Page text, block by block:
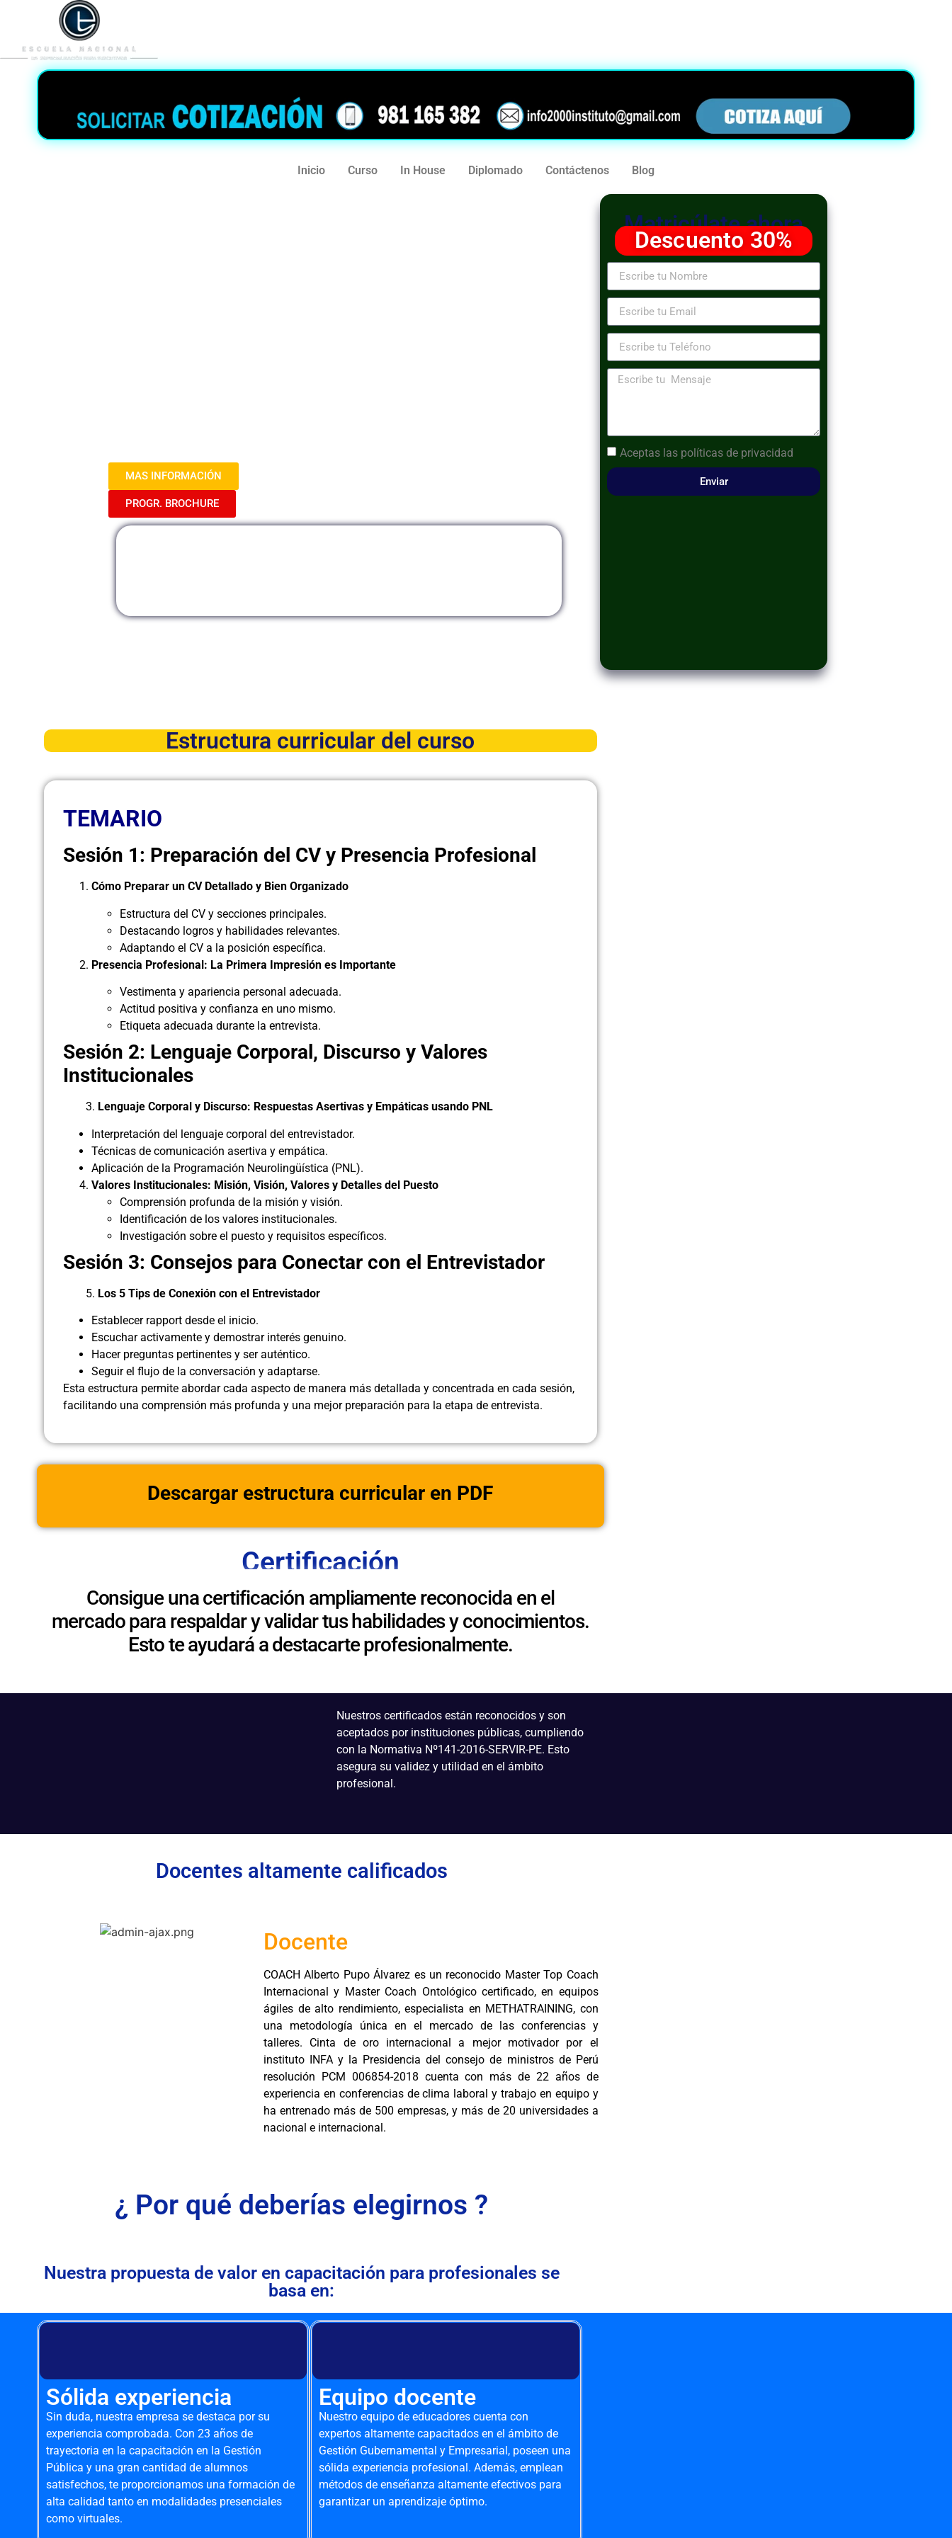
Inicio Curso In House Diplomado Contáctenos Blog
MAS INFORMACIÓN
PROGR. BROCHURE
Matricúlate ahora
Descuento 30%
Aceptas las políticas de privacidad
Enviar
Estructura curricular del curso
TEMARIO
Sesión 1: Preparación del CV y Presencia Profesional
Cómo Preparar un CV Detallado y Bien Organizado
Estructura del CV y secciones principales.
Destacando logros y habilidades relevantes.
Adaptando el CV a la posición específica.
Presencia Profesional: La Primera Impresión es Importante
Vestimenta y apariencia personal adecuada.
Actitud positiva y confianza en uno mismo.
Etiqueta adecuada durante la entrevista.
Sesión 2: Lenguaje Corporal, Discurso y Valores
Institucionales
3. Lenguaje Corporal y Discurso: Respuestas Asertivas y Empáticas usando PNL
Interpretación del lenguaje corporal del entrevistador.
Técnicas de comunicación asertiva y empática.
Aplicación de la Programación Neurolingüística (PNL).
Valores Institucionales: Misión, Visión, Valores y Detalles del Puesto
Comprensión profunda de la misión y visión.
Identificación de los valores institucionales.
Investigación sobre el puesto y requisitos específicos.
Sesión 3: Consejos para Conectar con el Entrevistador
5. Los 5 Tips de Conexión con el Entrevistador
Establecer rapport desde el inicio.
Escuchar activamente y demostrar interés genuino.
Hacer preguntas pertinentes y ser auténtico.
Seguir el flujo de la conversación y adaptarse.
Esta estructura permite abordar cada aspecto de manera más detallada y concentrada en cada sesión,
facilitando una comprensión más profunda y una mejor preparación para la etapa de entrevista.
Descargar estructura curricular en PDF
Certificación
Consigue una certificación ampliamente reconocida en el
mercado para respaldar y validar tus habilidades y conocimientos.
Esto te ayudará a destacarte profesionalmente.
Nuestros certificados están reconocidos y son
aceptados por instituciones públicas, cumpliendo
con la Normativa Nº141-2016-SERVIR-PE. Esto
asegura su validez y utilidad en el ámbito
profesional.
Docentes altamente calificados
Docente
COACH Alberto Pupo Álvarez es un reconocido Master Top Coach
Internacional y Master Coach Ontológico certificado, en equipos
ágiles de alto rendimiento, especialista en METHATRAINING, con
una metodología única en el mercado de las conferencias y
talleres. Cinta de oro internacional a mejor motivador por el
instituto INFA y la Presidencia del consejo de ministros de Perú
resolución PCM 006854-2018 cuenta con más de 22 años de
experiencia en conferencias de clima laboral y trabajo en equipo y
ha entrenado más de 500 empresas, y más de 20 universidades a
nacional e internacional.
¿ Por qué deberías elegirnos ?
Nuestra propuesta de valor en capacitación para profesionales se
basa en:
Sólida experiencia
Sin duda, nuestra empresa se destaca por su
experiencia comprobada. Con 23 años de
trayectoria en la capacitación en la Gestión
Pública y una gran cantidad de alumnos
satisfechos, te proporcionamos una formación de
alta calidad tanto en modalidades presenciales
como virtuales.
Equipo docente
Nuestro equipo de educadores cuenta con
expertos altamente capacitados en el ámbito de
Gestión Gubernamental y Empresarial, poseen una
sólida experiencia profesional. Además, emplean
métodos de enseñanza altamente efectivos para
garantizar un aprendizaje óptimo.